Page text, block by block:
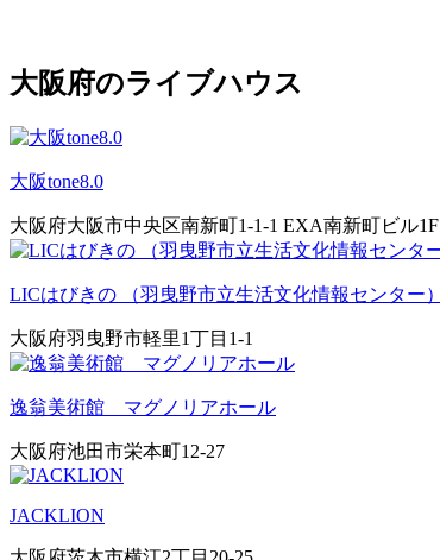
大阪府のライブハウス
大阪tone8.0
大阪府大阪市中央区南新町1-1-1 EXA南新町ビル1F
LICはびきの （羽曳野市立生活文化情報センター）
大阪府羽曳野市軽里1丁目1-1
逸翁美術館 マグノリアホール
大阪府池田市栄本町12-27
JACKLION